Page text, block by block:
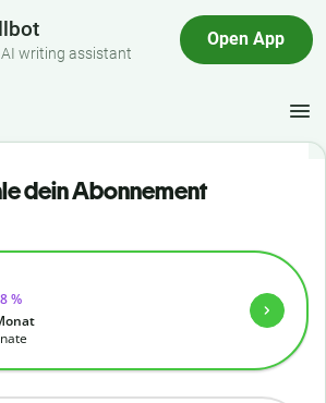
writing assistant
Open App
dein Abonnement
%